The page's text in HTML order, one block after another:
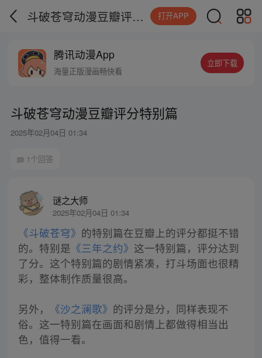
斗破苍穹动漫豆瓣评分特别篇 打开APP
腾讯动漫App
海量正版漫画畅快看
立即下载
斗破苍穹动漫豆瓣评分特别篇
2025年02月04日 01:34
1个回答
谜之大师
2025年02月04日 01:34
《斗破苍穹》 的特别篇在豆瓣上的评分都挺不错
的。特别是 《三年之约》 这一特别篇，评分达到
了分。这个特别篇的剧情紧凑，打斗场面也很精
彩，整体制作质量很高。
另外， 《沙之澜歌》 的评分是分，同样表现不
俗。这一特别篇在画面和剧情上都做得相当出
色，值得一看。